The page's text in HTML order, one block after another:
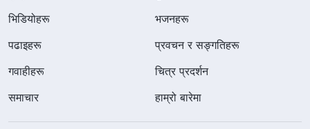
भिडियोहरू
भजनहरू
पढाइहरू
प्रवचन र सङ्गतिहरू
गवाहीहरू
चित्र प्रदर्शन
समाचार
हाम्रो बारेमा